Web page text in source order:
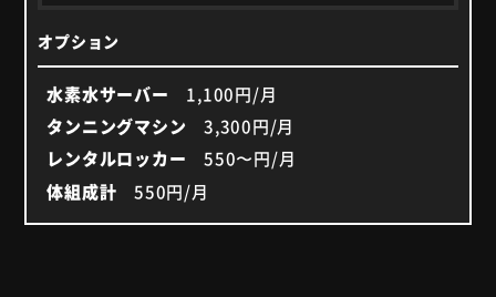
オプション
水素水サーバー
1,100円/月
タンニングマシン
3,300円/月
レンタルロッカー
550〜円/月
体組成計
550円/月